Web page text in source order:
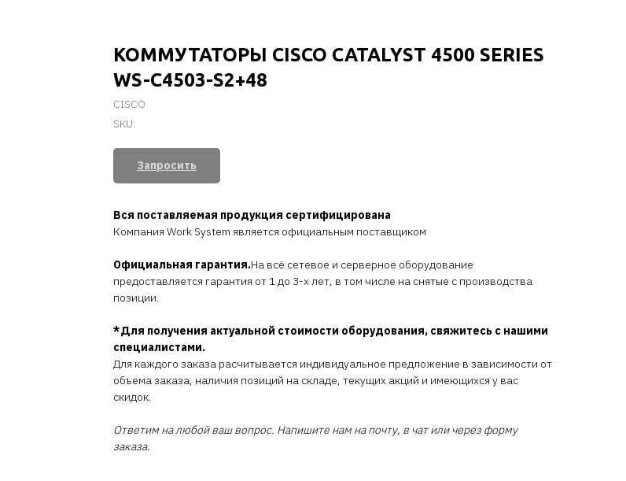
КОММУТАТОРЫ CISCO CATALYST 4500 SERIES
WS-C4503-S2+48
CISCO
SKU:
Запросить
Вся поставляемая продукция сертифицирована
Компания Work System является официальным поставщиком
Официальная гарантия.На всё сетевое и серверное оборудование
предоставляется гарантия от 1 до 3-х лет, в том числе на снятые с производства
позиции.
*Для получения актуальной стоимости оборудования, свяжитесь с нашими
специалистами.
Для каждого заказа расчитывается индивидуальное предложение в зависимости от
объема заказа, наличия позиций на складе, текущих акций и имеющихся у вас
скидок.
Ответим на любой ваш вопрос. Напишите нам на почту, в чат или через форму
заказа.